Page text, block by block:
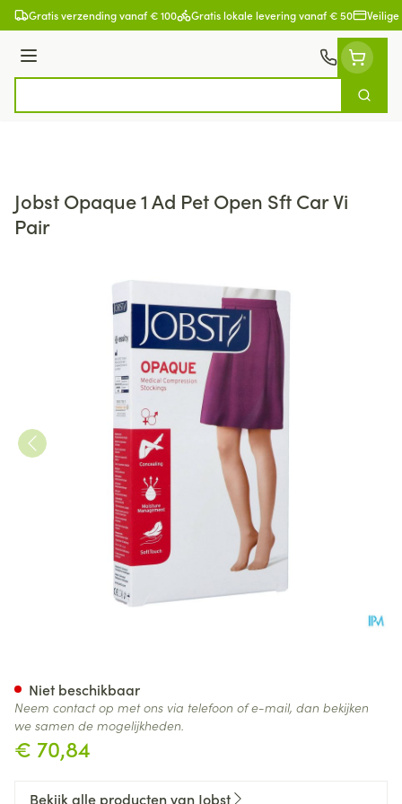
Ga naar de inhoud
Gratis verzending vanaf € 100 Gratis lokale levering vanaf € 50
Menu
Zoek
Jobst Opaque 1 Ad Pet Open Sft Car Vi
Pair
€ 70,84
Niet beschikbaar
Neem contact op met ons via telefoon of e-mail, dan bekijken
we samen de mogelijkheden.
Bekijk alle producten van Jobst